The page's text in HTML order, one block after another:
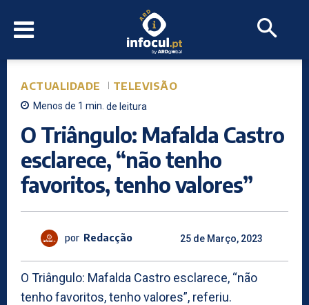
ACTUALIDADE TELEVISÃO
Menos de 1 min. de leitura
O Triângulo: Mafalda Castro
esclarece, “não tenho
favoritos, tenho valores”
por Redacção 25 de Março, 2023
O Triângulo: Mafalda Castro esclarece, “não
tenho favoritos, tenho valores”, referiu.